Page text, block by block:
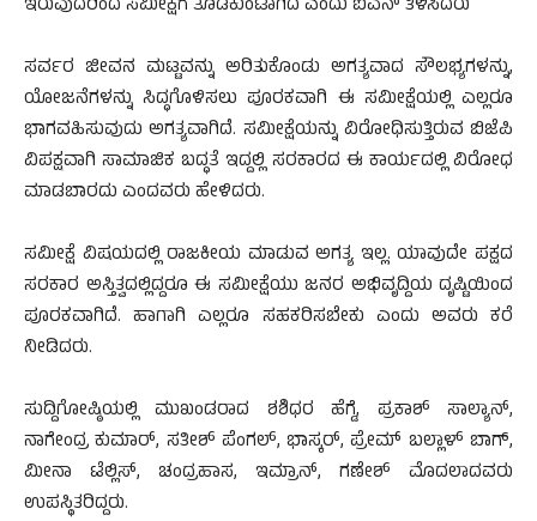
ಇರುವುದರಿಂದ ಸಮೀಕ್ಷೆಗೆ ತೊಡಕುಂಟಾಗಿದೆ ಎಂದು ಐವನ್ ತಿಳಿಸಿದರು
ಸರ್ವರ ಜೀವನ ಮಟ್ಟವನ್ನು ಅರಿತುಕೊಂಡು ಅಗತ್ಯವಾದ ಸೌಲಭ್ಯಗಳನ್ನು,
ಯೋಜನೆಗಳನ್ನು ಸಿದ್ಧಗೊಳಿಸಲು ಪೂರಕವಾಗಿ ಈ ಸಮೀಕ್ಷೆಯಲ್ಲಿ ಎಲ್ಲರೂ
ಭಾಗವಹಿಸುವುದು ಅಗತ್ಯವಾಗಿದೆ. ಸಮೀಕ್ಷೆಯನ್ನು ವಿರೋಧಿಸುತ್ತಿರುವ ಬಿಜೆಪಿ
ವಿಪಕ್ಷವಾಗಿ ಸಾಮಾಜಿಕ ಬದ್ಧತೆ ಇದ್ದಲ್ಲಿ ಸರಕಾರದ ಈ ಕಾರ್ಯದಲ್ಲಿ ವಿರೋಧ
ಮಾಡಬಾರದು ಎಂದವರು ಹೇಳಿದರು.
ಸಮೀಕ್ಷೆ ವಿಷಯದಲ್ಲಿ ರಾಜಕೀಯ ಮಾಡುವ ಅಗತ್ಯ ಇಲ್ಲ. ಯಾವುದೇ ಪಕ್ಷದ
ಸರಕಾರ ಅಸ್ತಿತ್ವದಲ್ಲಿದ್ದರೂ ಈ ಸಮೀಕ್ಷೆಯು ಜನರ ಅಭಿವೃದ್ದಿಯ ದೃಷ್ಟಿಯಿಂದ
ಪೂರಕವಾಗಿದೆ. ಹಾಗಾಗಿ ಎಲ್ಲರೂ ಸಹಕರಿಸಬೇಕು ಎಂದು ಅವರು ಕರೆ
ನೀಡಿದರು.
ಸುದ್ದಿಗೋಷ್ಠಿಯಲ್ಲಿ ಮುಖಂಡರಾದ ಶಶಿಧರ ಹೆಗ್ಡೆ, ಪ್ರಕಾಶ್ ಸಾಲ್ಯಾನ್,
ನಾಗೇಂದ್ರ ಕುಮಾರ್, ಸತೀಶ್ ಪೆಂಗಲ್, ಭಾಸ್ಕರ್, ಪ್ರೇಮ್ ಬಲ್ಲಾಳ್ ಬಾಗ್,
ಮೀನಾ ಟೆಲ್ಲಿಸ್, ಚಂದ್ರಹಾಸ, ಇಮ್ರಾನ್, ಗಣೇಶ್ ಮೊದಲಾದವರು
ಉಪಸ್ಥಿತರಿದ್ದರು.